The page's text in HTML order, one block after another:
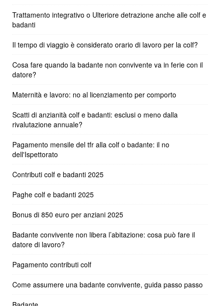
Trattamento integrativo o Ulteriore detrazione anche alle colf e
badanti
Il tempo di viaggio è considerato orario di lavoro per la colf?
Cosa fare quando la badante non convivente va in ferie con il
datore?
Maternità e lavoro: no al licenziamento per comporto
Scatti di anzianità colf e badanti: esclusi o meno dalla
rivalutazione annuale?
Pagamento mensile del tfr alla colf o badante: il no
dell'Ispettorato
Contributi colf e badanti 2025
Paghe colf e badanti 2025
Bonus di 850 euro per anziani 2025
Badante convivente non libera l’abitazione: cosa può fare il
datore di lavoro?
Pagamento contributi colf
Come assumere una badante convivente, guida passo passo